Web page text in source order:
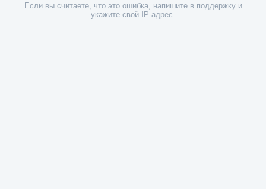
Если вы считаете, что это ошибка, напишите в поддержку и
укажите свой IP-адрес.